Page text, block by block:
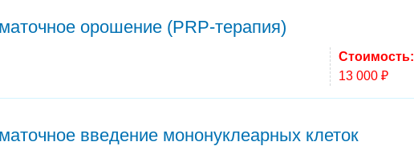
орошение (PRP-терапия)
Стоимость:
13 000 ₽
введение мононуклеарных клеток